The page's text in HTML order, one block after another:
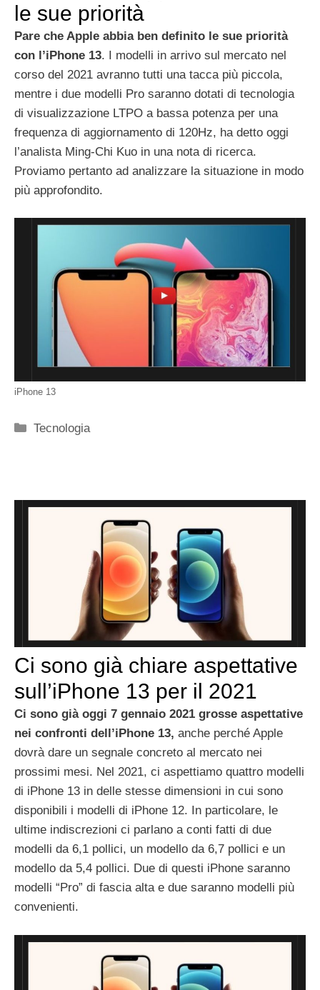
le sue priorità
Pare che Apple abbia ben definito le sue priorità
con l’iPhone 13. I modelli in arrivo sul mercato nel
corso del 2021 avranno tutti una tacca più piccola,
mentre i due modelli Pro saranno dotati di tecnologia
di visualizzazione LTPO a bassa potenza per una
frequenza di aggiornamento di 120Hz, ha detto oggi
l’analista Ming-Chi Kuo in una nota di ricerca.
Proviamo pertanto ad analizzare la situazione in modo
più approfondito.
iPhone 13
Categorie
Tecnologia
Ci sono già chiare aspettative
sull’iPhone 13 per il 2021
Ci sono già oggi 7 gennaio 2021 grosse aspettative
nei confronti dell’iPhone 13, anche perché Apple
dovrà dare un segnale concreto al mercato nei
prossimi mesi. Nel 2021, ci aspettiamo quattro modelli
di ‌iPhone 13 in delle stesse dimensioni in cui sono
disponibili i modelli di iPhone 12. In particolare, le
ultime indiscrezioni ci parlano a conti fatti di due
modelli da 6,1 pollici, un modello da 6,7 ​​pollici e un
modello da 5,4 pollici. Due di questi iPhone saranno
modelli “Pro” di fascia alta e due saranno modelli più
convenienti.